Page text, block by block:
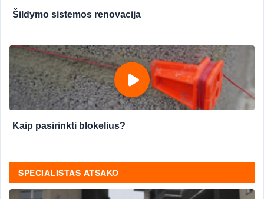
Šildymo sistemos renovacija
Kaip pasirinkti blokelius?
SPECIALISTAS ATSAKO